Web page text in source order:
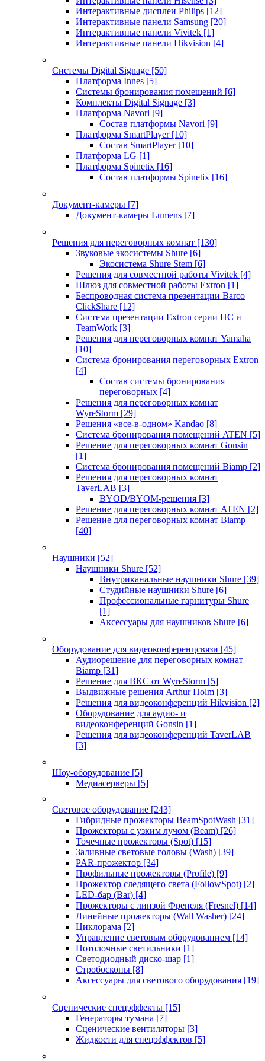
Интерактивные дисплеи Philips [12]
Интерактивные панели Samsung [20]
Интерактивные панели Vivitek [1]
Интерактивные панели Hikvision [4]
Системы Digital Signage [50]
Платформа Innes [5]
Системы бронирования помещений [6]
Комплекты Digital Signage [3]
Платформа Navori [9]
Состав платформы Navori [9]
Платформа SmartPlayer [10]
Состав SmartPlayer [10]
Платформа LG [1]
Платформа Spinetix [16]
Состав платформы Spinetix [16]
Документ-камеры [7]
Документ-камеры Lumens [7]
Решения для переговорных комнат [130]
Звуковые экосистемы Shure [6]
Экосистема Shure Stem [6]
Решения для совместной работы Vivitek [4]
Шлюз для совместной работы Extron [1]
Беспроводная система презентации Barco
ClickShare [12]
Система презентации Extron серии HC и
TeamWork [3]
Решения для переговорных комнат Yamaha
[10]
Система бронирования переговорных Extron
[4]
Состав системы бронирования
переговорных [4]
Решения для переговорных комнат
WyreStorm [29]
Решения «все-в-одном» Kandao [8]
Система бронирования помещений ATEN [5]
Решение для переговорных комнат Gonsin
[1]
Система бронирования помещений Biamp [2]
Решения для переговорных комнат
TaverLAB [3]
BYOD/BYOM-решения [3]
Решение для переговорных комнат ATEN [2]
Решение для переговорных комнат Biamp
[40]
Наушники [52]
Наушники Shure [52]
Внутриканальные наушники Shure [39]
Студийные наушники Shure [6]
Профессиональные гарнитуры Shure
[1]
Аксессуары для наушников Shure [6]
Оборудование для видеоконференцсвязи [45]
Аудиорешение для переговорных комнат
Biamp [31]
Решение для ВКС от WyreStorm [5]
Выдвижные решения Arthur Holm [3]
Решения для видеоконференций Hikvision [2]
Оборудование для аудио- и
видеоконференций Gonsin [1]
Решения для видеоконференций TaverLAB
[3]
Шоу-оборудование [5]
Медиасерверы [5]
Световое оборудование [243]
Гибридные прожекторы BeamSpotWash [31]
Прожекторы с узким лучом (Beam) [26]
Точечные прожекторы (Spot) [15]
Заливные световые головы (Wash) [39]
PAR-прожектор [34]
Профильные прожекторы (Profile) [9]
Прожектор следящего света (FollowSpot) [2]
LED-бар (Bar) [4]
Прожекторы с линзой Френеля (Fresnel) [14]
Линейные прожекторы (Wall Washer) [24]
Циклорама [2]
Управление световым оборудованием [14]
Потолочные светильники [1]
Светодиодный диско-шар [1]
Стробоскопы [8]
Аксессуары для светового оборудования [19]
Сценические спецэффекты [15]
Генераторы тумана [7]
Сценические вентиляторы [3]
Жидкости для спецэффектов [5]